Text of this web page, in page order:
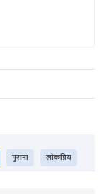
पुराना लोकप्रिय